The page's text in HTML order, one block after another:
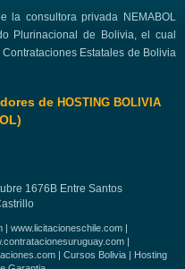
la consultora privada NEMABOL
Plurinacional de Bolivia, el cual
Estatales de Bolivia
de HOSTING BOLIVIA
1676B Entre Santos
| www.licitacioneschile.com |
|
| Cursos Bolivia| Hosting